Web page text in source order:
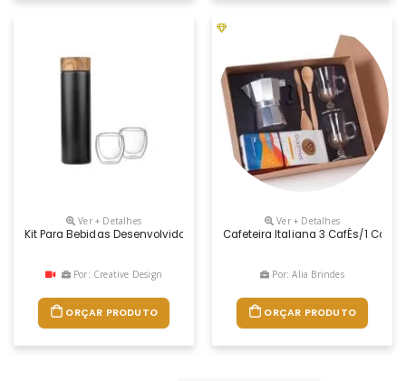
Ver + Detalhes
Kit Para Bebidas Desenvolvido Para Acondicionamento E Consumo
Por: Creative Design
ORÇAR PRODUTO
Ver + Detalhes
Cafeteira Italiana 3 CafÉs/1 CafÉ
Por: Alia Brindes
ORÇAR PRODUTO